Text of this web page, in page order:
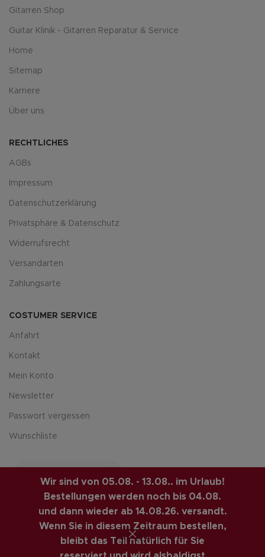
Wir sind von 05.08. - 13.08.. im Urlaub!
Bestellungen werden noch bis 04.08.
und dann wieder ab 14.08.26. versandt.
Wenn Sie in diesem Zeitraum bestellen,
bleibt das Teil natürlich für Sie
Gitarren Shop
Guitar Klinik - Gitarren Reparatur & Service
Home
Sitemap
Karriere
Über uns
RECHTLICHES
AGBs
Impressum
Datenschutzerklärung
Privatsphäre & Datenschutz
Widerrufsrecht
Versandarten
Zahlungsarte
COSTUMER SERVICE
Anfahrt
Kontakt
Mein Konto
Newsletter
Passwort vergessen
Wunschliste
LUIS-GUITAR-GARAGE.COM © 2026 | CREATED BY
COMPUTERMOBIL . PREMIUM E-COMMERCE SOLUTIONS.